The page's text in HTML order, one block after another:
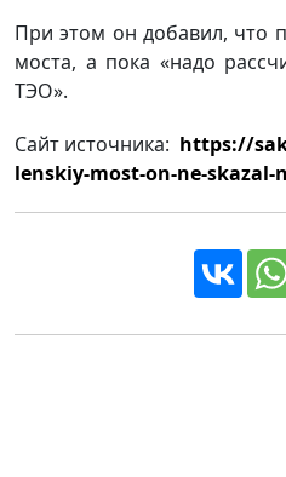
При этом он добавил, что
моста, а пока «надо
ТЭО».
Сайт источника: https://
lenskiy-most-on-ne-skazal-